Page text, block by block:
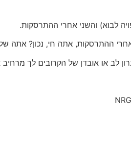
לבוא) והשני אחרי ההתרסקות.‬
ההתרסקות, אתה חי, נכון? אתה
לב או אובדן של הקרובים לך מרחיב